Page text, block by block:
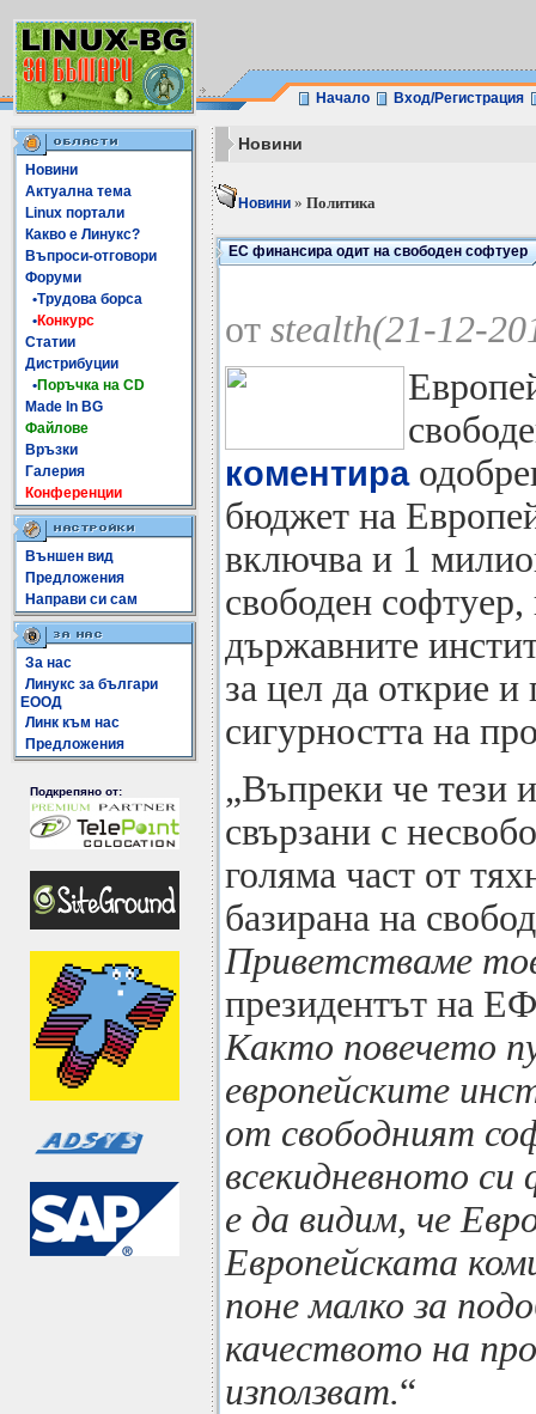
Начало Вход/Регистрация
Новини
Актуална тема
Linux портали
Какво е Линукс?
Въпроси-отговори
Форуми
•Трудова борса
•Конкурс
Статии
Дистрибуции
•Поръчка на CD
Made In BG
Файлове
Връзки
Галерия
Конференции
Външен вид
Предложения
Направи си сам
За нас
Линукс за българи
ЕООД
Линк към нас
Предложения
Подкрепяно от:
Новини
Новини » Политика
ЕС финансира одит на свободен софтуер
от stealth(21-12-
коментира
бюджет на
включва и 1
свободен софтуер,
държавните
за цел да открие
сигурността на
„Въпреки че тези
свързани с
голяма част от
базирана на
Приветстваме
президентът на
Както повечето
европейските
от свободният
всекидневното си
е да видим, че
Европейската
поне малко за
качеството на
използват.“